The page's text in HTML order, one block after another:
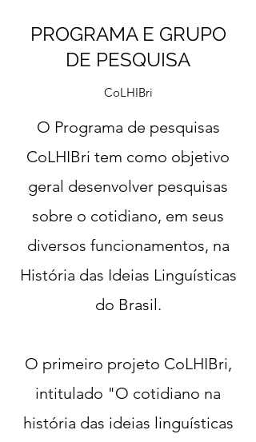
PROGRAMA E GRUPO
DE PESQUISA
CoLHIBri
​O Programa de pesquisas
CoLHIBri tem como objetivo
geral desenvolver pesquisas
sobre o cotidiano, em seus
diversos funcionamentos, na
História das Ideias Linguísticas
do Brasil.
O primeiro projeto CoLHIBri,
intitulado "O cotidiano na
história das ideias linguísticas